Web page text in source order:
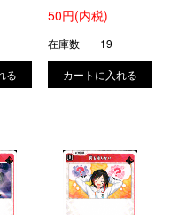
025/100)
50円(内税)
在庫数 19